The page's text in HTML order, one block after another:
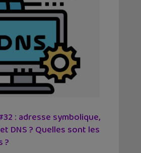
: adresse symbolique,
DNS ? Quelles sont les
?